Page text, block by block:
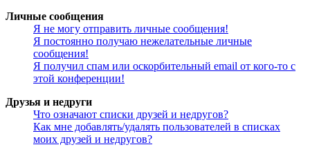
Личные сообщения
Я не могу отправить личные сообщения!
Я постоянно получаю нежелательные личные
сообщения!
Я получил спам или оскорбительный email от кого-то с
этой конференции!
Друзья и недруги
Что означают списки друзей и недругов?
Как мне добавлять/удалять пользователей в списках
моих друзей и недругов?